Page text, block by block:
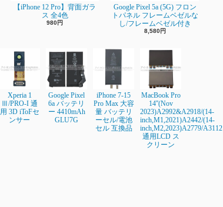
【iPhone 12 Pro】背面ガラ
ス 全4色
980円
Google Pixel 5a (5G) フロン
トパネル フレームベゼルな
し/フレームベゼル付き
8,580円
Xperia 1
Ⅲ/PRO-I 通
用 3D iToFセ
ンサー
Google Pixel
6a バッテリ
ー 4410mAh
GLU7G
iPhone 7-15
Pro Max 大容
量 バッテリ
ーセル/電池
セル 互換品
MacBook Pro
14''(Nov
2023)A2992&A2918/(14-
inch,M1,2021)A2442/(14-
inch,M2,2023)A2779/A3112
通用LCD ス
クリーン